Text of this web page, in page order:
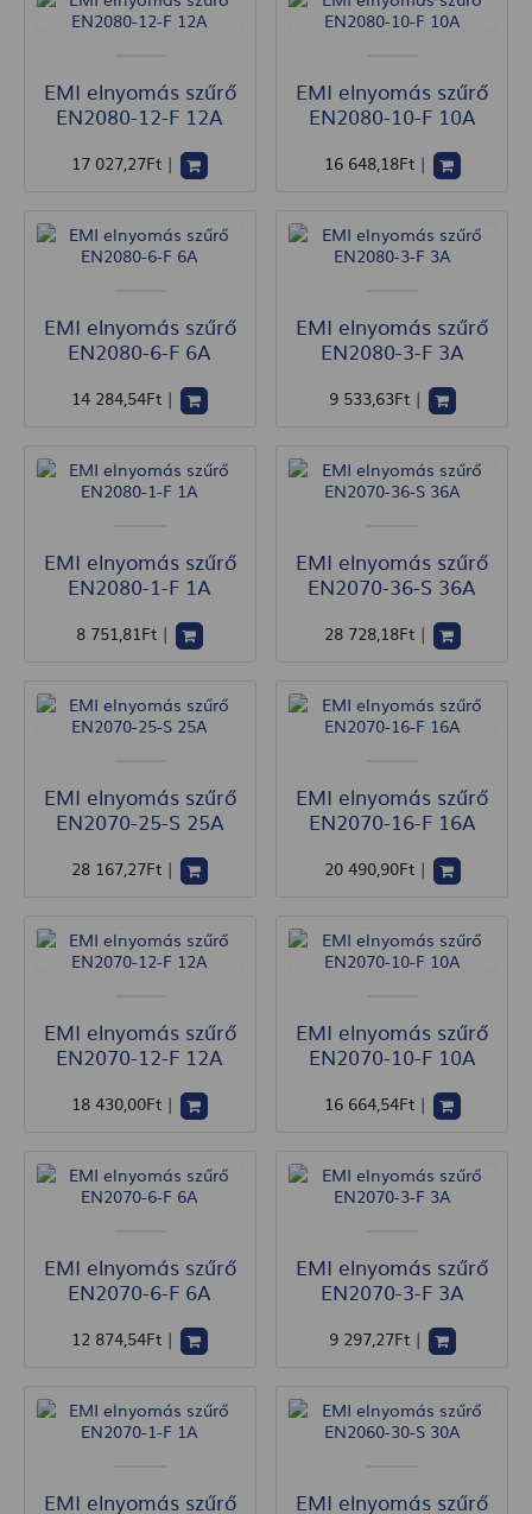
EMI elnyomás szűrő
EN2080-12-F 12A
17 027,27Ft |
EMI elnyomás szűrő
EN2080-10-F 10A
16 648,18Ft |
EMI elnyomás szűrő
EN2080-6-F 6A
14 284,54Ft |
EMI elnyomás szűrő
EN2080-3-F 3A
9 533,63Ft |
EMI elnyomás szűrő
EN2080-1-F 1A
8 751 ,81Ft |
EMI elnyomás szűrő
EN2070-36-S 36A
28 728,18Ft |
EMI elnyomás szűrő
EN2070-25-S 25A
28 167,27Ft |
EMI elnyomás szűrő
EN2070-16-F 16A
20 490,90Ft |
EMI elnyomás szűrő
EN2070-12-F 12A
18 430,00Ft |
EMI elnyomás szűrő
EN2070-10-F 10A
16 664,54Ft |
EMI elnyomás szűrő
EN2070-6-F 6A
12 874,54Ft |
EMI elnyomás szűrő
EN2070-3-F 3A
9 297,27Ft |
EMI elnyomás szűrő
EMI elnyomás szűrő